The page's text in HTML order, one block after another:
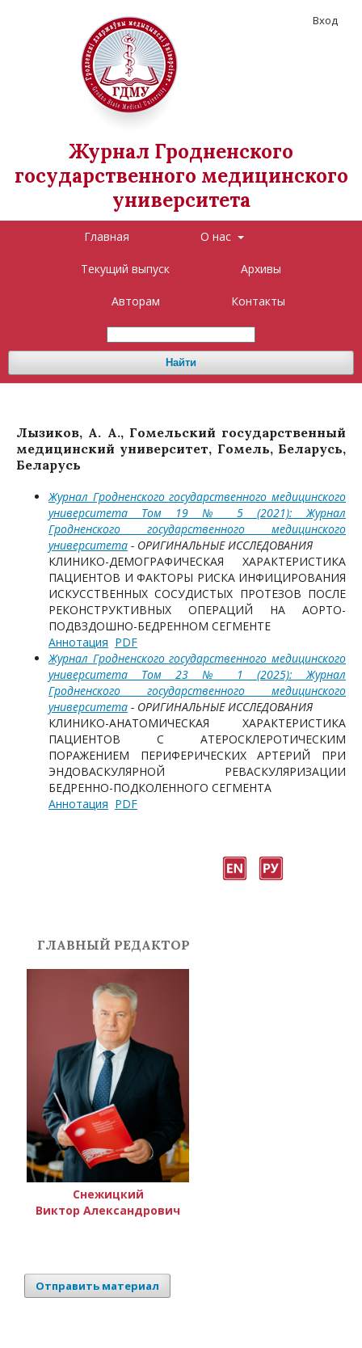
Журнал Гродненского
государственного медицинского
университета
Главная О нас
Текущий выпуск Архивы
Авторам Контакты
Найти
Вход
Лызиков, А. А., Гомельский государственный
медицинский университет, Гомель, Беларусь,
Беларусь
Журнал Гродненского государственного медицинского
университета Том 19 № 5 (2021): Журнал
Гродненского государственного медицинского
университета - ОРИГИНАЛЬНЫЕ ИССЛЕДОВАНИЯ
КЛИНИКО-ДЕМОГРАФИЧЕСКАЯ ХАРАКТЕРИСТИКА
ПАЦИЕНТОВ И ФАКТОРЫ РИСКА ИНФИЦИРОВАНИЯ
ИСКУССТВЕННЫХ СОСУДИСТЫХ ПРОТЕЗОВ ПОСЛЕ
РЕКОНСТРУКТИВНЫХ ОПЕРАЦИЙ НА АОРТО-
ПОДВЗДОШНО-БЕДРЕННОМ СЕГМЕНТЕ
Аннотация PDF
Журнал Гродненского государственного медицинского
университета Том 23 № 1 (2025): Журнал
Гродненского государственного медицинского
университета - ОРИГИНАЛЬНЫЕ ИССЛЕДОВАНИЯ
КЛИНИКО-АНАТОМИЧЕСКАЯ ХАРАКТЕРИСТИКА
ПАЦИЕНТОВ С АТЕРОСКЛЕРОТИЧЕСКИМ
ПОРАЖЕНИЕМ ПЕРИФЕРИЧЕСКИХ АРТЕРИЙ ПРИ
ЭНДОВАСКУЛЯРНОЙ РЕВАСКУЛЯРИЗАЦИИ
БЕДРЕННО-ПОДКОЛЕННОГО СЕГМЕНТА
Аннотация PDF
ГЛАВНЫЙ РЕДАКТОР
Снежицкий
Виктор Александрович
Отправить материал